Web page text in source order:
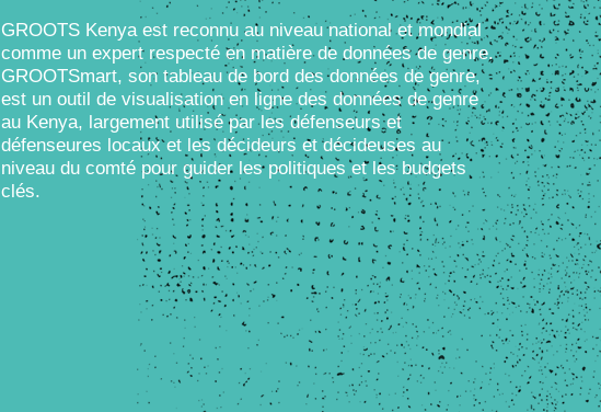
GROOTS Kenya est reconnu au niveau national et mondial
comme un expert respecté en matière de données de genre.
GROOTSmart, son tableau de bord des données de genre,
est un outil de visualisation en ligne des données de genre
au Kenya, largement utilisé par les défenseurs et
défenseures locaux et les décideurs et décideuses au
niveau du comté pour guider les politiques et les budgets
clés.